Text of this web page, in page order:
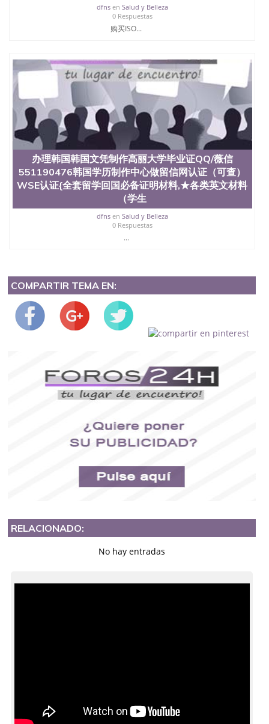
dfnsen Salud y Belleza
0 Respuestas
购买ISO...
办理韩国韩国文凭制作高丽大学毕业证QQ/薇信
551190476韩国学历制作中心做留信网认证（可查）
WSE认证{全套留学回国必备证明材料,★各类英文材料
（学生
dfnsen Salud y Belleza
0 Respuestas
...
COMPARTIR TEMA EN:
RELACIONADO:
No hay entradas